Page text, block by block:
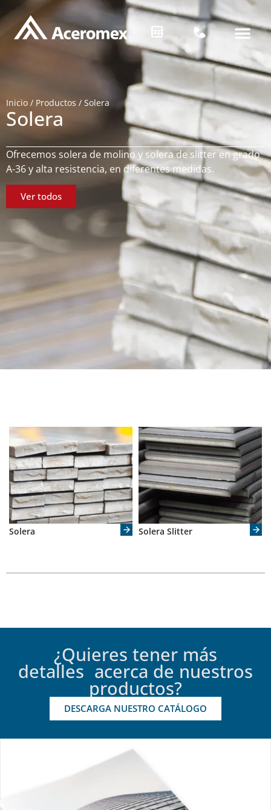
Inicio / Productos / Solera
Solera
Ofrecemos solera de molino y solera de slitter en grado
A-36 y alta resistencia, en diferentes medidas.
Ver todos
Solera Solera Slitter
¿Quieres tener más
detalles acerca de nuestros
productos?
DESCARGA NUESTRO CATÁLOGO